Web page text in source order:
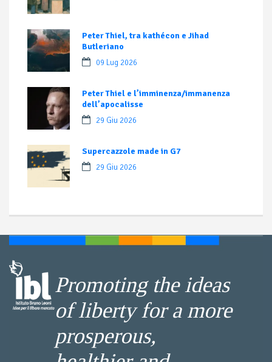
Peter Thiel, tra kathécon e Jihad
Butleriano
09 Lug 2026
Peter Thiel e l’imminenza/immanenza
dell’apocalisse
29 Giu 2026
Supercazzole made in G7
29 Giu 2026
Promoting the ideas
of liberty for a more
prosperous,